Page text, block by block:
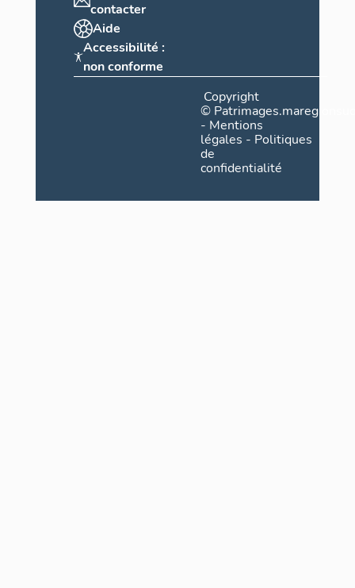
contacter
Aide
Accessibilité :
non conforme
Copyright
©
- Mentions
légales - Politiques
de
confidentialité